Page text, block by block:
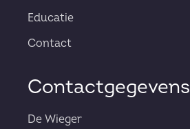
Educatie
Contact
Contactgegevens
De Wieger